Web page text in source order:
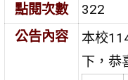
點閱次數
322
公告內容
本校
下，恭